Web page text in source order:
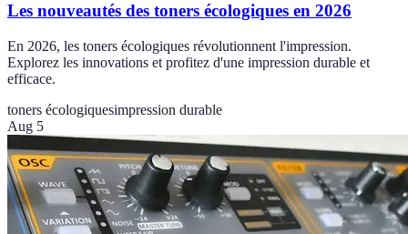
Les nouveautés des toners écologiques en 2026
En 2026, les toners écologiques révolutionnent l'impression.
Explorez les innovations et profitez d'une impression durable et
efficace.
toners écologiquesimpression durable
Aug 5